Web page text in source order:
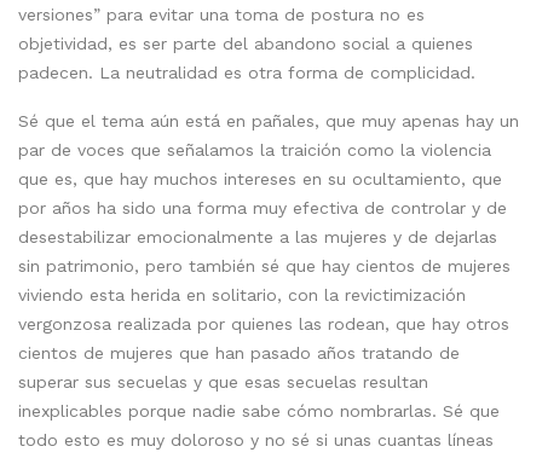
versiones” para evitar una toma de postura no es
objetividad, es ser parte del abandono social a quienes
padecen. La neutralidad es otra forma de complicidad.
Sé que el tema aún está en pañales, que muy apenas hay un
par de voces que señalamos la traición como la violencia
que es, que hay muchos intereses en su ocultamiento, que
por años ha sido una forma muy efectiva de controlar y de
desestabilizar emocionalmente a las mujeres y de dejarlas
sin patrimonio, pero también sé que hay cientos de mujeres
viviendo esta herida en solitario, con la revictimización
vergonzosa realizada por quienes las rodean, que hay otros
cientos de mujeres que han pasado años tratando de
superar sus secuelas y que esas secuelas resultan
inexplicables porque nadie sabe cómo nombrarlas. Sé que
todo esto es muy doloroso y no sé si unas cuantas líneas